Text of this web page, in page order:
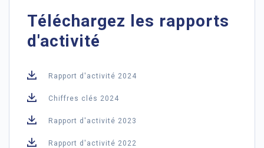
Téléchargez les rapports
d'activité
Rapport d'activité 2024
Chiffres clés 2024
Rapport d'activité 2023
Rapport d'activité 2022